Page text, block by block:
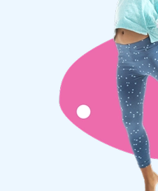
en een duidelijke handleiding.
Kwaliteit en garantie
JB kussens zijn op meerdere
meervoudig gestikt en zijn
PVC. Ze zijn daardoor
houden. De stormbaan wordt
jaar garantie. Hierdoor lever